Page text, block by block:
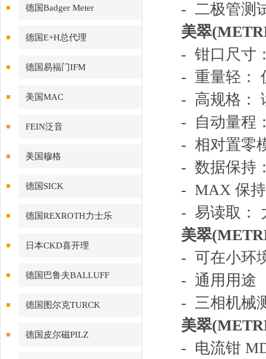
德国Badger Meter
德国E+H总代理
德国易福门IFM
美国MAC
FEIN泛音
美国穆格
德国SICK
德国REXROTH力士乐
日本CKD喜开理
德国巴鲁夫BALLUFF
德国图尔克TURCK
德国皮尔磁PILZ
- 二极管测
美翠
- 钳口尺寸
- 重量轻：
- 高规格：
- 自动量程
- 相对置零
- 数据保持
- MAX 保
- 易读取：
美翠
- 可在小环
- 通用用途
- 三相机械
美翠
- 电流钳